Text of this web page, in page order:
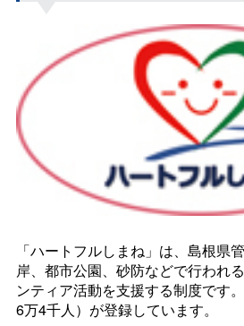
「ハートフルしまね」は、島根県
岸、都市公園、砂防などで行われ
ンティア活動を支援する制度です
6万4千人）が登録しています。